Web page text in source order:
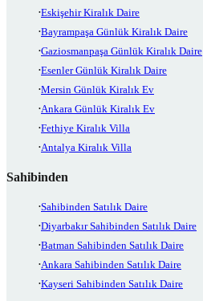
Eskişehir Kiralık Daire
Bayrampaşa Günlük Kiralık Daire
Gaziosmanpaşa Günlük Kiralık Daire
Esenler Günlük Kiralık Daire
Mersin Günlük Kiralık Ev
Ankara Günlük Kiralık Ev
Fethiye Kiralık Villa
Antalya Kiralık Villa
Sahibinden
Sahibinden Satılık Daire
Diyarbakır Sahibinden Satılık Daire
Batman Sahibinden Satılık Daire
Ankara Sahibinden Satılık Daire
Kayseri Sahibinden Satılık Daire